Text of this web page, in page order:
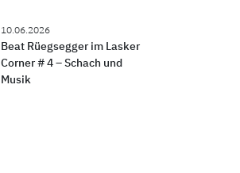
10.06.2026
Beat Rüegsegger im Lasker
Corner # 4 – Schach und
Musik